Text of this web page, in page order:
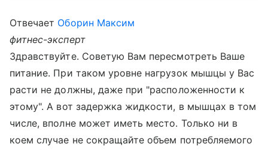
Отвечает Оборин Максим
фитнес-эксперт
Здравствуйте. Советую Вам пересмотреть Ваше
питание. При таком уровне нагрузок мышцы у Вас
расти не должны, даже при "расположенности к
этому". А вот задержка жидкости, в мышцах в том
числе, вполне может иметь место. Только ни в
коем случае не сокращайте объем потребляемого